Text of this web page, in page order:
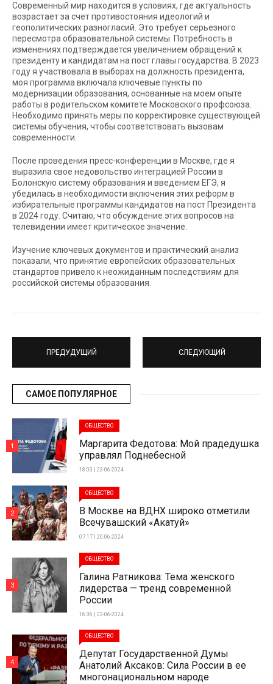
Современный мир находится в условиях, где актуальность
возрастает за счет противостояния идеологий и
геополитических разногласий. Это требует серьезного
пересмотра образовательной системы. Потребность в
изменениях подтверждается увеличением обращений к
президенту и кандидатам на пост главы государства. В 2023
году я участвовала в выборах на должность президента,
моя программа включала ключевые пункты по
модернизации образования, основанные на моем опыте
работы в родительском комитете Московского профсоюза.
Необходимо принять меры по корректировке существующей
системы обучения, чтобы соответствовать вызовам
современности.
После проведения пресс-конференции в Москве, где я
выразила свое недовольство интеграцией России в
Болонскую систему образования и введением ЕГЭ, я
убедилась в необходимости включения этих реформ в
избирательные программы кандидатов на пост Президента
в 2024 году. Считаю, что обсуждение этих вопросов на
телевидении имеет критическое значение.
Изучение ключевых документов и практический анализ
показали, что принятие европейских образовательных
стандартов привело к неожиданным последствиям для
российской системы образования.
ПРЕДУДУЩИЙ СЛЕДУЮЩИЙ
САМОЕ ПОПУЛЯРНОЕ
ОБЩЕСТВО
Маргарита Федотова: Мой прадедушка
управлял Поднебесной
18:03 | 23-06-2024
1
ОБЩЕСТВО
В Москве на ВДНХ широко отметили
Всечувашский «Акатуй»
07:17 | 20-06-2024
2
ОБЩЕСТВО
Галина Ратникова: Тема женского
лидерства — тренд современной
России
16:36 | 23-06-2024
3
ОБЩЕСТВО
Депутат Государственной Думы
Анатолий Аксаков: Сила России в ее
многонациональном народе
4